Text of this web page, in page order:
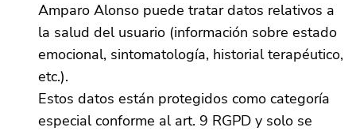
Amparo Alonso puede tratar datos relativos a
la salud del usuario (información sobre estado
emocional, sintomatología, historial terapéutico,
etc.).
Estos datos están protegidos como categoría
especial conforme al art. 9 RGPD y solo se